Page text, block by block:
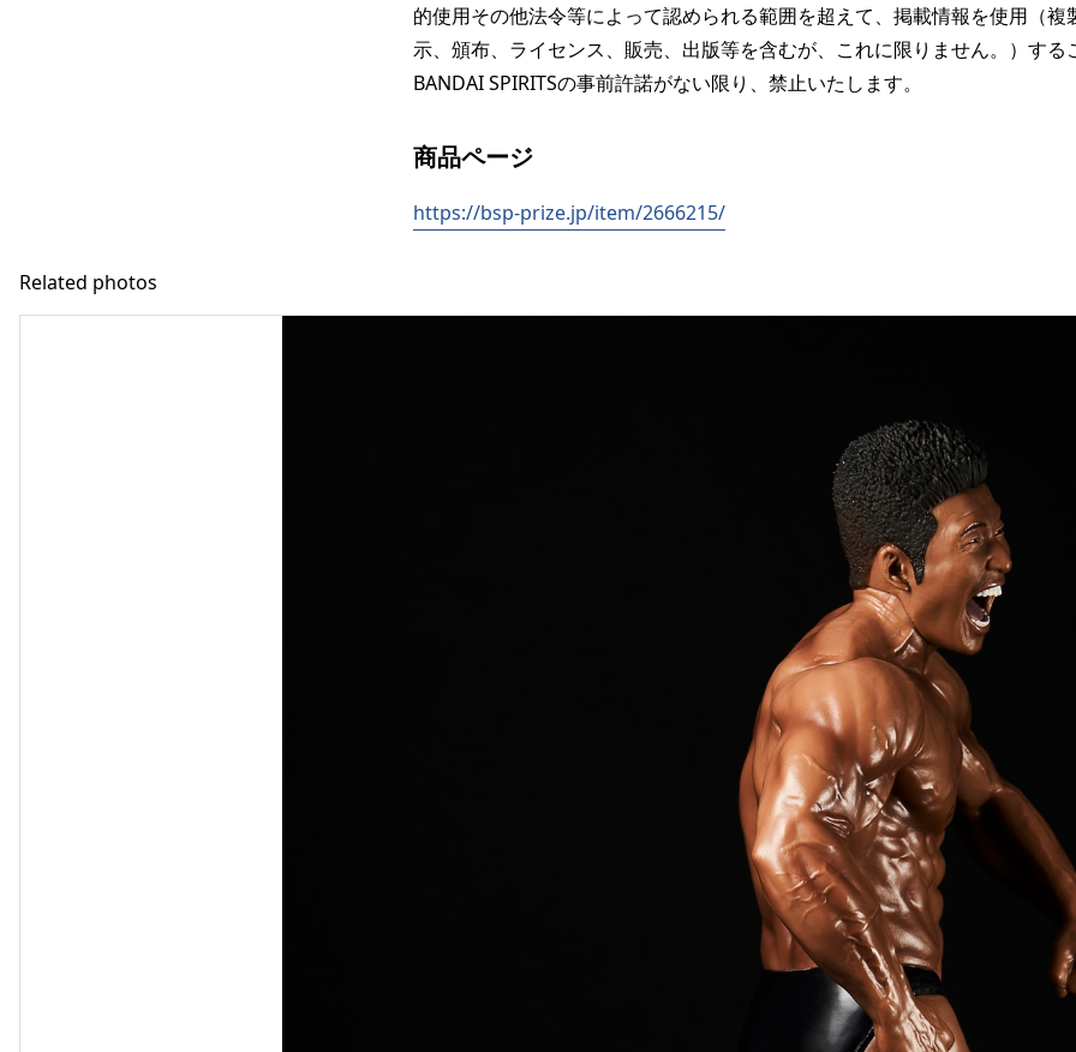
的使用その他法令等によって認められる範囲を超えて、掲載情報を使用（複
示、頒布、ライセンス、販売、出版等を含むが、これに限りません。）する
BANDAI SPIRITSの事前許諾がない限り、禁止いたします。
商品ページ
https://bsp-prize.jp/item/2666215/
Related photos